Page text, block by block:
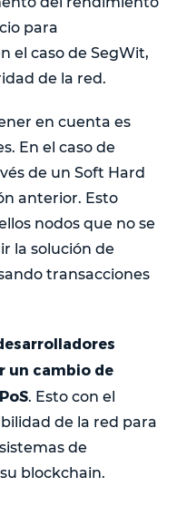
para
el caso de SegWit,
de la red.
en cuenta es
En el caso de
de un Soft Hard
anterior. Esto
nodos que no se
la solución de
transacciones
un cambio de
. Esto con el
de la red para
de
blockchain.